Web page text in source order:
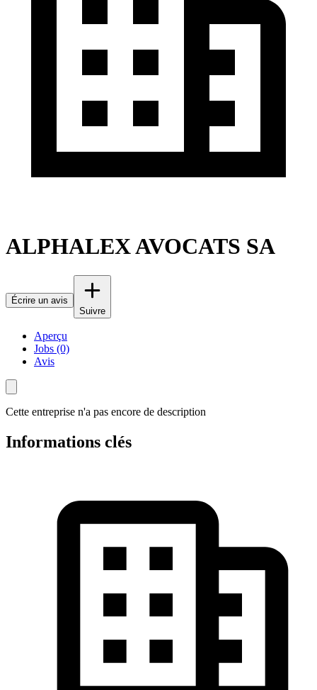
ALPHALEX AVOCATS SA
Écrire un avis
Suivre
Aperçu
Jobs (0)
Avis
Cette entreprise n'a pas encore de description
Informations clés